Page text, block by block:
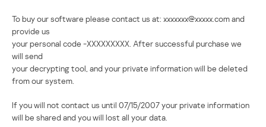
To buy our software please contact us at: xxxxxxx@xxxxx.com and
provide us
your personal code -XXXXXXXXX. After successful purchase we
will send
your decrypting tool, and your private information will be deleted
from our system.
If you will not contact us until 07/15/2007 your private information
will be shared and you will lost all your data.